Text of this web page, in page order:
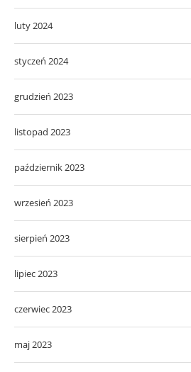
luty 2024
styczeń 2024
grudzień 2023
listopad 2023
październik 2023
wrzesień 2023
sierpień 2023
lipiec 2023
czerwiec 2023
maj 2023